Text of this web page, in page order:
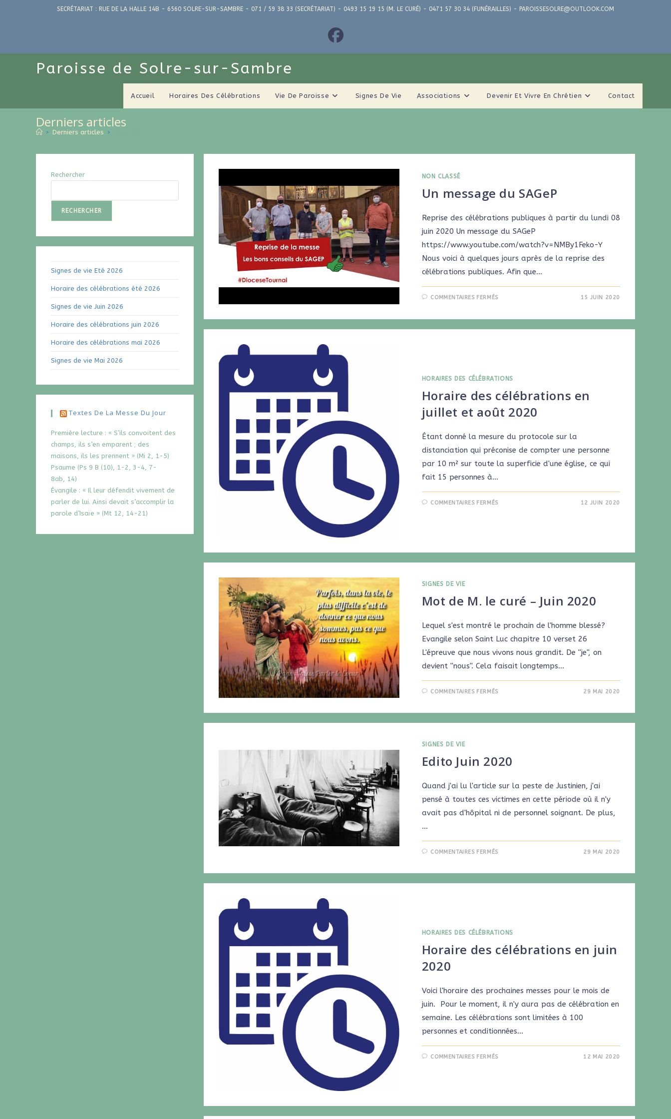
SECRÉTARIAT : RUE DE LA HALLE 14B - 6560 SOLRE-SUR-SAMBRE - 071 / 59 38 33 (SECRÉTARIAT) - 0493 15 19 15 (M. LE CURÉ) - 0471 57 30 34 (FUNÉRAILLES) - PAROISSESOLRE@OUTLOOK.COM
Paroisse de Solre-sur-Sambre
Accueil Horaires Des Célébrations Vie De Paroisse Signes De Vie Associations Devenir Et Vivre En Chrétien Contact
Derniers articles
> Derniers articles >
NON CLASSÉ
Un message du SAGeP
Reprise des célébrations publiques à partir du lundi 08
juin 2020 Un message du SAGeP
https://www.youtube.com/watch?v=NMBy1Feko-Y
Nous voici à quelques jours après de la reprise des
célébrations publiques. Afin que…
COMMENTAIRES FERMÉS 15 JUIN 2020
HORAIRES DES CÉLÉBRATIONS
Horaire des célébrations en
juillet et août 2020
Étant donné la mesure du protocole sur la
distanciation qui préconise de compter une personne
par 10 m² sur toute la superficie d'une église, ce qui
fait 15 personnes à…
COMMENTAIRES FERMÉS 12 JUIN 2020
SIGNES DE VIE
Mot de M. le curé – Juin 2020
Lequel s'est montré le prochain de l'homme blessé?
Evangile selon Saint Luc chapitre 10 verset 26
L'épreuve que nous vivons nous grandit. De ''je'', on
devient ''nous''. Cela faisait longtemps…
COMMENTAIRES FERMÉS 29 MAI 2020
SIGNES DE VIE
Edito Juin 2020
Quand j'ai lu l'article sur la peste de Justinien, j'ai
pensé à toutes ces victimes en cette période où il n'y
avait pas d'hôpital ni de personnel soignant. De plus,
…
COMMENTAIRES FERMÉS 29 MAI 2020
HORAIRES DES CÉLÉBRATIONS
Horaire des célébrations en juin
2020
Voici l'horaire des prochaines messes pour le mois de
juin. Pour le moment, il n'y aura pas de célébration en
semaine. Les célébrations sont limitées à 100
personnes et conditionnées…
COMMENTAIRES FERMÉS 12 MAI 2020
Rechercher
RECHERCHER
Signes de vie Eté 2026
Horaire des célébrations été 2026
Signes de vie Juin 2026
Horaire des célébrations juin 2026
Horaire des célébrations mai 2026
Signes de vie Mai 2026
Textes De La Messe Du Jour
Première lecture : « S’ils convoitent des
champs, ils s’en emparent ; des
maisons, ils les prennent » (Mi 2, 1-5)
Psaume (Ps 9 B (10), 1-2, 3-4, 7-
8ab, 14)
Évangile : « Il leur défendit vivement de
parler de lui. Ainsi devait s’accomplir la
parole d’Isaïe » (Mt 12, 14-21)